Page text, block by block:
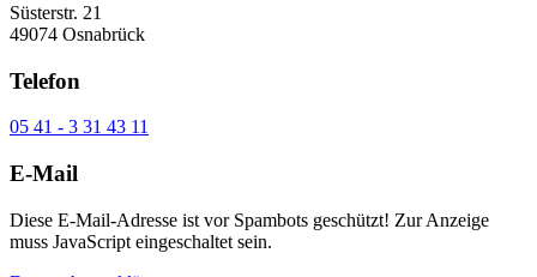
Süsterstr. 21
49074 Osnabrück
Telefon
05 41 - 3 31 43 11
E-Mail
Diese E-Mail-Adresse ist vor Spambots geschützt! Zur Anzeige
muss JavaScript eingeschaltet sein.